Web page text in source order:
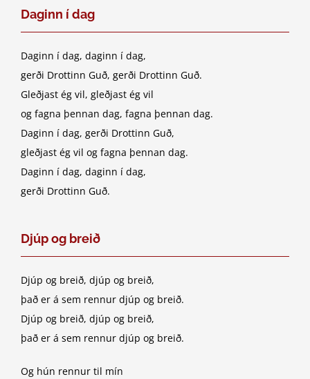
Daginn í dag
Daginn í dag, daginn í dag,
gerði Drottinn Guð, gerði Drottinn Guð.
Gleðjast ég vil, gleðjast ég vil
og fagna þennan dag, fagna þennan dag.
Daginn í dag, gerði Drottinn Guð,
gleðjast ég vil og fagna þennan dag.
Daginn í dag, daginn í dag,
gerði Drottinn Guð.
Djúp og breið
Djúp og breið, djúp og breið,
það er á sem rennur djúp og breið.
Djúp og breið, djúp og breið,
það er á sem rennur djúp og breið.
Og hún rennur til mín